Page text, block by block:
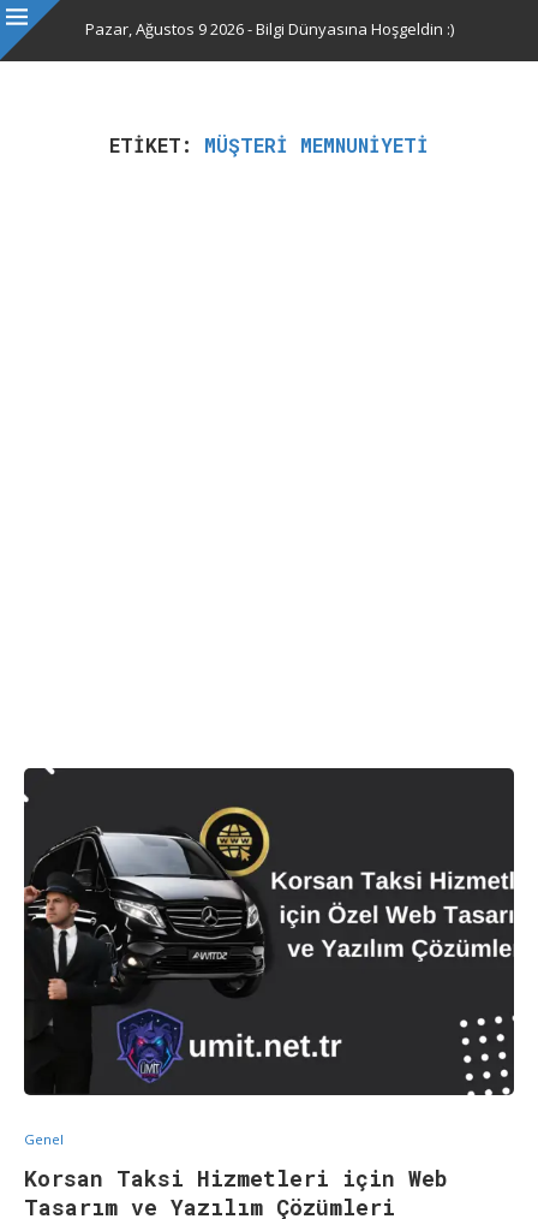
Pazar, Ağustos 9 2026 - Bilgi Dünyasına Hoşgeldin :)
ETIKET: MÜŞTERI MEMNUNIYETI
Genel
Korsan Taksi Hizmetleri için Web
Tasarım ve Yazılım Çözümleri